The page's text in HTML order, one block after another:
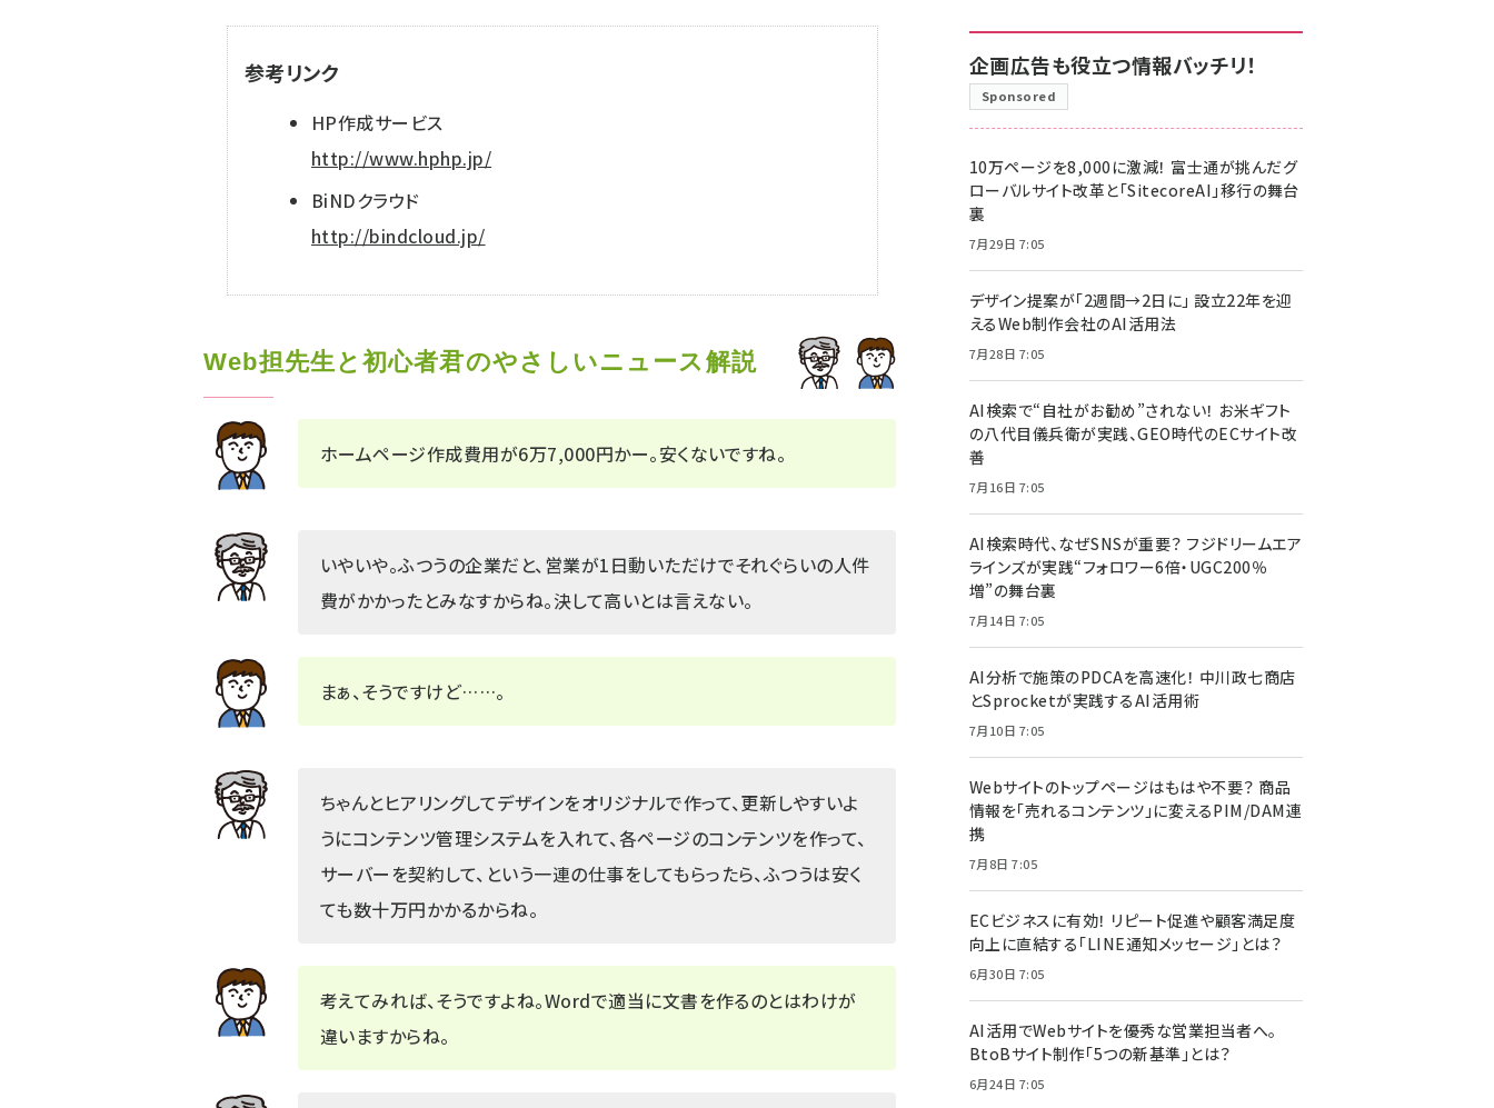
参考リンク
HP作成サービス
http://www.hphp.jp/
BiNDクラウド
http://bindcloud.jp/
Web担先生と初心者君のやさしいニュース解説
ホームページ作成費用が6万7,000円かー。安くないですね。
いやいや。ふつうの企業だと、営業が1日動いただけでそれぐらいの人件
費がかかったとみなすからね。決して高いとは言えない。
まぁ、そうですけど……。
ちゃんとヒアリングしてデザインをオリジナルで作って、更新しやすいよ
うにコンテンツ管理システムを入れて、各ページのコンテンツを作って、
サーバーを契約して、という一連の仕事をしてもらったら、ふつうは安く
ても数十万円かかるからね。
考えてみれば、そうですよね。Wordで適当に文書を作るのとはわけが
違いますからね。
企画広告も役立つ情報バッチリ！
Sponsored
10万ページを8,000に激減！ 富士通が挑んだグ
ローバルサイト改革と「SitecoreAI」移行の舞台
裏
7月29日 7:05
デザイン提案が「2週間→2日に」 設立22年を迎
えるWeb制作会社のAI活用法
7月28日 7:05
AI検索で“自社がお勧め”されない！ お米ギフト
の八代目儀兵衛が実践、GEO時代のECサイト改
善
7月16日 7:05
AI検索時代、なぜSNSが重要？ フジドリームエア
ラインズが実践“フォロワー6倍・UGC200％
増”の舞台裏
7月14日 7:05
AI分析で施策のPDCAを高速化！ 中川政七商店
とSprocketが実践するAI活用術
7月10日 7:05
Webサイトのトップページはもはや不要？ 商品
情報を「売れるコンテンツ」に変えるPIM/DAM連
携
7月8日 7:05
ECビジネスに有効！ リピート促進や顧客満足度
向上に直結する「LINE通知メッセージ」とは？
6月30日 7:05
AI活用でWebサイトを優秀な営業担当者へ。
BtoBサイト制作「5つの新基準」とは？
6月24日 7:05